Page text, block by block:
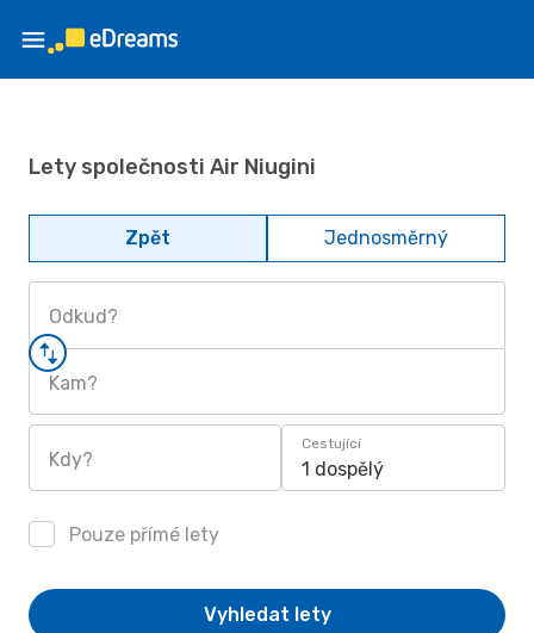
Lety společnosti Air Niugini
Zpět Jednosměrný
Odkud?
Kam?
Kdy?
Cestující
1 dospělý
Pouze přímé lety
Vyhledat lety